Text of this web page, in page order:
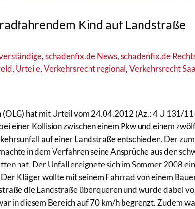
Kind auf Landstraße
,schadenfix.de News,schadenfix.de
, Urteile,Verkehrsrecht regional,Verkehrsrecht
hat mit Urteil vom 24.04.2012 (Az.: 4 U 131/
einer Kollision zwischen einem Pkw und einem
auf einer Landstraße entschieden. Der zum
in dem Verfahren seine Ansprüche aus den
hat. Der Unfall ereignete sich im Sommer 2008
Kläger wollte mit seinem Fahrrad von einem
die Landstraße überqueren und wurde dabei
in diesem Bereich auf 70 km/h begrenzt. Zudem